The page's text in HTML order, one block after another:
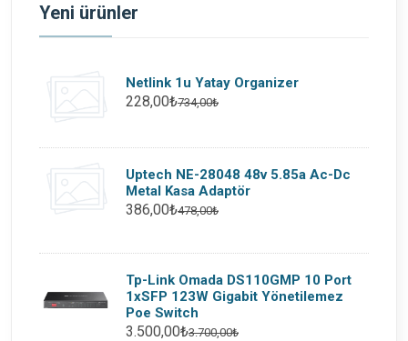
Yeni ürünler
Netlink 1u Yatay Organizer
228,00₺734,00₺
Uptech NE-28048 48v 5.85a Ac-Dc
Metal Kasa Adaptör
386,00₺478,00₺
Tp-Link Omada DS110GMP 10 Port
1xSFP 123W Gigabit Yönetilemez
Poe Switch
3.500,00₺3.700,00₺